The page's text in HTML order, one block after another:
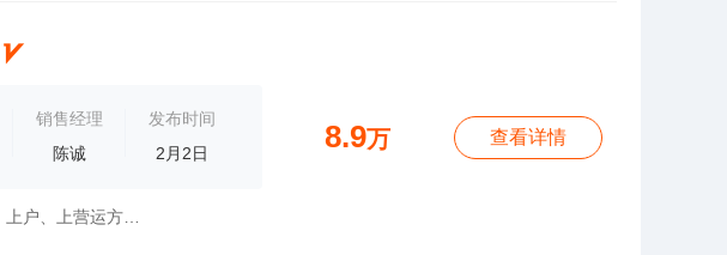
销售经理
陈诚
发布时间
2月2日
8.9万 查看详情